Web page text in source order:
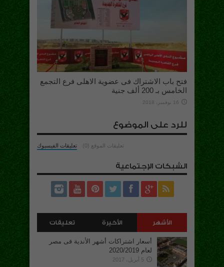
فتح باب الاشتراك فى عضوية الاهلى فرع التجمع
الخامس بـ 200 ألف جنية
16 نوفمبر، 2018
للرد على الموضوع
تعليقات الفيسبوك تعليقات الموقع (0)
الشبكات الإجتماعية
الأشهر الأخيرة تعليقات
أسعار اشتراكات أشهر الأندية فى مصر
لعام 2020/2019
5 أبريل، 2017